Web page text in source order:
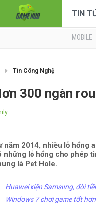
TIN
MOBILE
Tin Công Nghệ
300 ngàn
năm 2014, nhiều lỗ hổng
những lỗ hổng cho phép
là Pet Hole.
Huawei kiện Samsung, đòi
Windows 7 chơi game tốt